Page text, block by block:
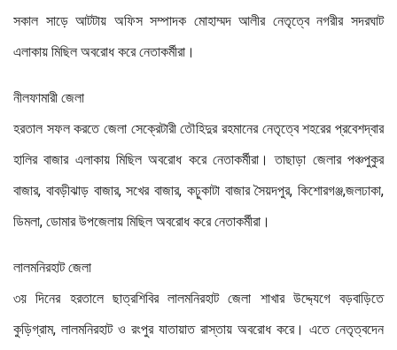
সকাল সাড়ে আটটায় অফিস সম্পাদক মোহাম্মদ আলীর নেতৃত্বে নগরীর সদরঘাট
এলাকায় মিছিল অবরোধ করে নেতাকর্মীরা।
নীলফামারী জেলা
হরতাল সফল করতে জেলা সেক্রেটারী তৌহিদুর রহমানের নেতৃত্বে শহরের প্রবেশদ্বার
হালির বাজার এলাকায় মিছিল অবরোধ করে নেতাকর্মীরা। তাছাড়া জেলার পঞ্চপুকুর
বাজার, বাবড়ীঝাড় বাজার, সখের বাজার, কঢ়ুকাটা বাজার সৈয়দপুর, কিশোরগঞ্জ,জলঢাকা,
ডিমলা, ডোমার উপজেলায় মিছিল অবরোধ করে নেতাকর্মীরা।
লালমনিরহাট জেলা
৩য় দিনের হরতালে ছাত্রশিবির লালমনিরহাট জেলা শাখার উদ্দ্যেগে বড়বাড়িতে
কুড়িগ্রাম, লালমনিরহাট ও রংপুর যাতায়াত রাস্তায় অবরোধ করে। এতে নেতৃত্বদেন